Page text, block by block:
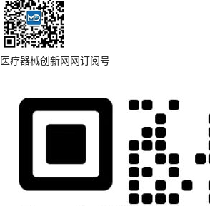
医疗器械创新网网订阅号